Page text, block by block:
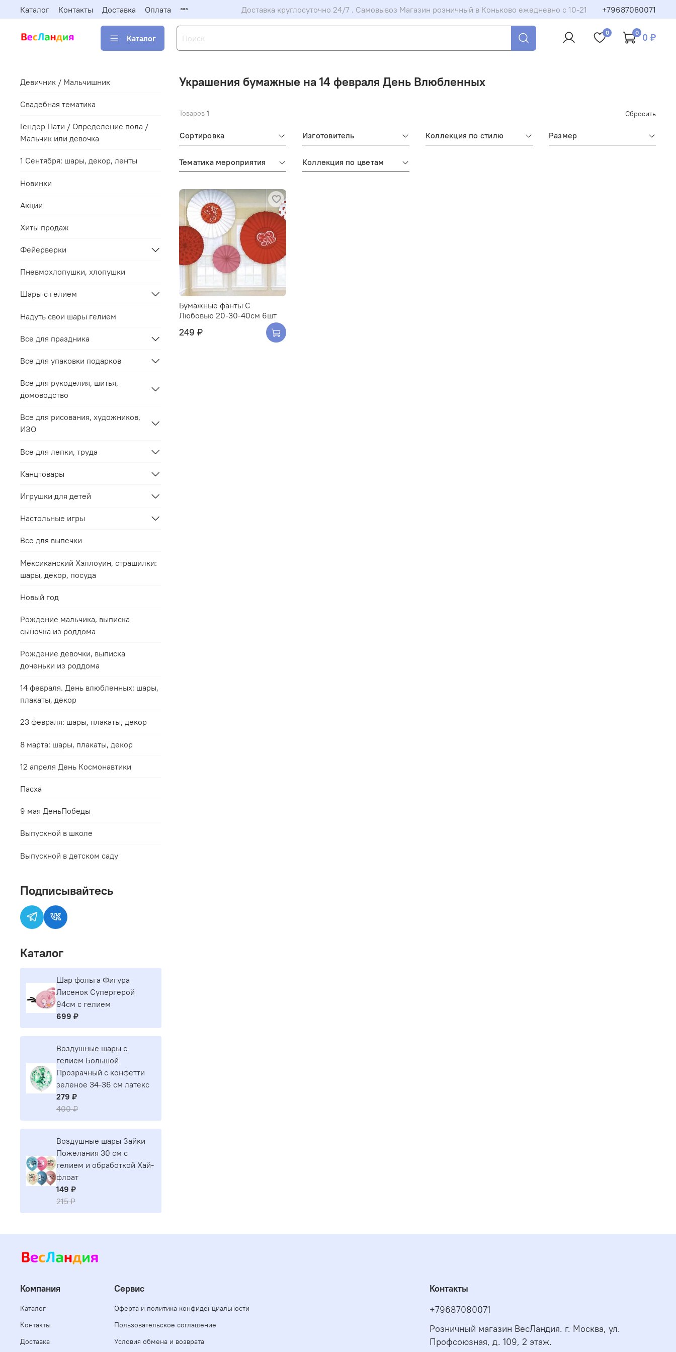
Каталог Контакты Доставка Оплата Доставка круглосуточно 24/7 . Самовывоз Магазин розничный в Коньково ежедневно с 10-21 +79687080071
Каталог
0 0 0 ₽
Украшения бумажные на 14 февраля День Влюбленных
Товаров 1 Сбросить
Сортировка Изготовитель Коллекция по стилю Размер
Тематика мероприятия Коллекция по цветам
Бумажные фанты С
Любовью 20-30-40см 6шт
249 ₽
Девичник / Мальчишник
Свадебная тематика
Гендер Пати / Определение пола /
Мальчик или девочка
1 Сентября: шары, декор, ленты
Новинки
Акции
Хиты продаж
Фейерверки
Пневмохлопушки, хлопушки
Шары с гелием
Надуть свои шары гелием
Все для праздника
Все для упаковки подарков
Все для рукоделия, шитья,
домоводство
Все для рисования, художников,
ИЗО
Все для лепки, труда
Канцтовары
Игрушки для детей
Настольные игры
Все для выпечки
Мексиканский Хэллоуин, страшилки:
шары, декор, посуда
Новый год
Рождение мальчика, выписка
сыночка из роддома
Рождение девочки, выписка
доченьки из роддома
14 февраля. День влюбленных: шары,
плакаты, декор
23 февраля: шары, плакаты, декор
8 марта: шары, плакаты, декор
12 апреля День Космонавтики
Пасха
9 мая ДеньПобеды
Выпускной в школе
Выпускной в детском саду
Подписывайтесь
Каталог
Шар фольга Фигура
Лисенок Супергерой
94см с гелием
699 ₽
Воздушные шары с
гелием Большой
Прозрачный с конфетти
зеленое 34-36 см латекс
279 ₽
400 ₽
Воздушные шары Зайки
Пожелания 30 см с
гелием и обработкой Хай-
флоат
149 ₽
215 ₽
Компания
Каталог
Контакты
Доставка
Сервис
Оферта и политика конфиденциальности
Пользовательское соглашение
Условия обмена и возврата
Контакты
+79687080071
Розничный магазин ВесЛандия. г. Москва, ул.
Профсоюзная, д. 109, 2 этаж.